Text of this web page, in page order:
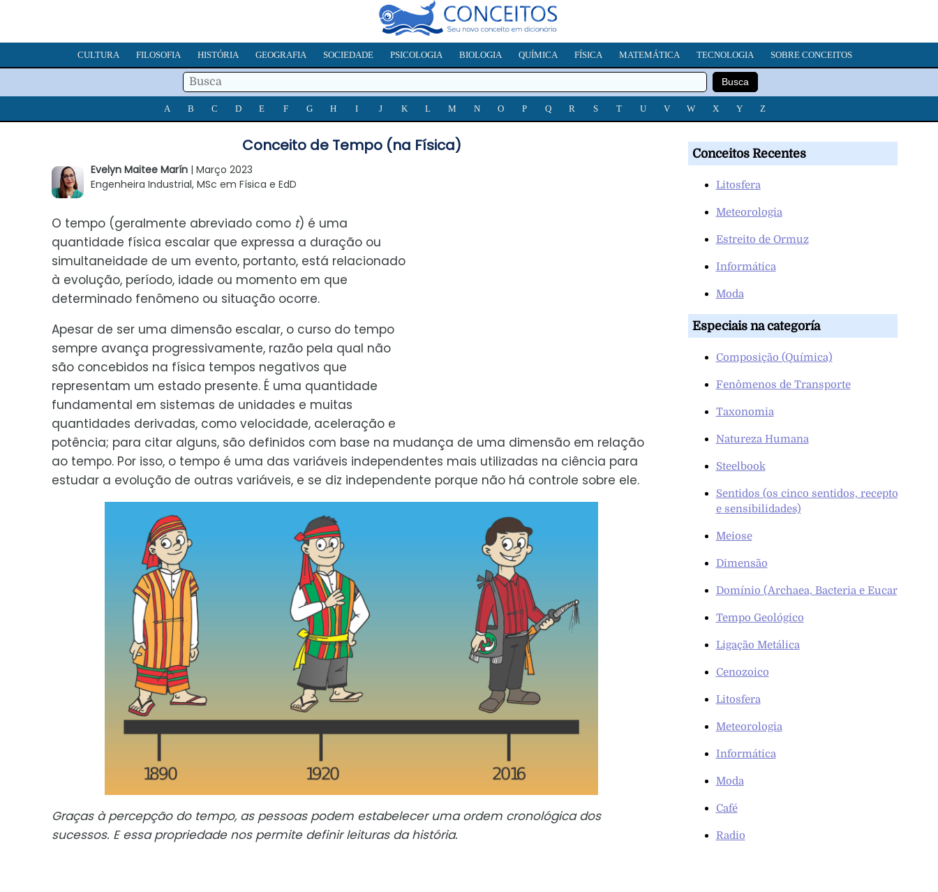
CULTURA FILOSOFIA HISTÓRIA GEOGRAFIA SOCIEDADE PSICOLOGIA BIOLOGIA QUÍMICA FÍSICA MATEMÁTICA TECNOLOGIA SOBRE CONCEITOS
A B C D E F G H I J K L M N O P Q R S T U V W X Y Z
Conceito de Tempo (na Física)
Evelyn Maitee Marín| Março 2023
Engenheira Industrial, MSc em Física e EdD
O tempo (geralmente abreviado como t) é uma
quantidade física escalar que expressa a duração ou
simultaneidade de um evento, portanto, está relacionado
à evolução, período, idade ou momento em que
determinado fenômeno ou situação ocorre.
Apesar de ser uma dimensão escalar, o curso do tempo
sempre avança progressivamente, razão pela qual não
são concebidos na física tempos negativos que
representam um estado presente. É uma quantidade
fundamental em sistemas de unidades e muitas
quantidades derivadas, como velocidade, aceleração e
potência; para citar alguns, são definidos com base na mudança de uma dimensão em relação
ao tempo. Por isso, o tempo é uma das variáveis independentes mais utilizadas na ciência para
estudar a evolução de outras variáveis, e se diz independente porque não há controle sobre ele.
Graças à percepção do tempo, as pessoas podem estabelecer uma ordem cronológica dos
sucessos. E essa propriedade nos permite definir leituras da história.
Conceitos Recentes
Litosfera
Meteorologia
Estreito de Ormuz
Informática
Moda
Especiais na categoría
Composição (Química)
Fenômenos de Transporte
Taxonomia
Natureza Humana
Steelbook
Sentidos (os cinco sentidos, receptores
e sensibilidades)
Meiose
Dimensão
Domínio (Archaea, Bacteria e Eucarya)
Tempo Geológico
Ligação Metálica
Cenozoico
Litosfera
Meteorologia
Informática
Moda
Café
Radio